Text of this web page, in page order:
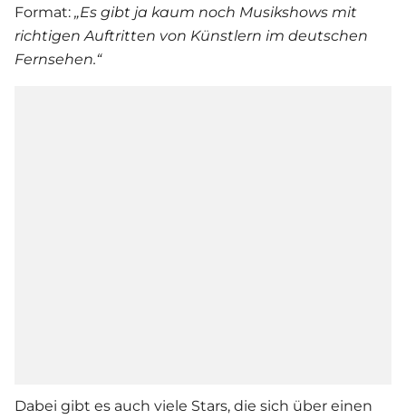
Format: „Es gibt ja kaum noch Musikshows mit
richtigen Auftritten von Künstlern im deutschen
Fernsehen.“
Dabei gibt es auch viele Stars, die sich über einen